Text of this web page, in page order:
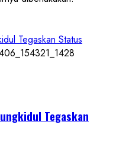
Tegaskan Status
Tegaskan